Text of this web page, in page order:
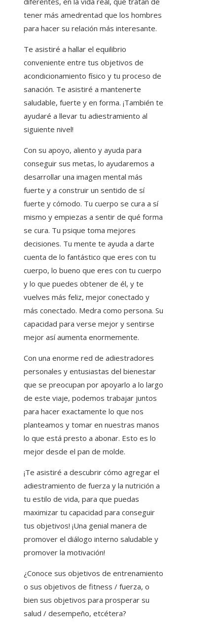
tener más amedrentad que los hombres
para hacer su relación más interesante.
Te asistiré a hallar el equilibrio
conveniente entre tus objetivos de
acondicionamiento físico y tu proceso de
sanación. Te asistiré a mantenerte
saludable, fuerte y en forma. ¡También te
ayudaré a llevar tu adiestramiento al
siguiente nivel!
Con su apoyo, aliento y ayuda para
conseguir sus metas, lo ayudaremos a
desarrollar una imagen mental más
fuerte y a construir un sentido de sí
fuerte y cómodo. Tu cuerpo se cura a sí
mismo y empiezas a sentir de qué forma
se cura. Tu psique toma mejores
decisiones. Tu mente te ayuda a darte
cuenta de lo fantástico que eres con tu
cuerpo, lo bueno que eres con tu cuerpo
y lo que puedes obtener de él, y te
vuelves más feliz, mejor conectado y
más conectado. Medra como persona. Su
capacidad para verse mejor y sentirse
mejor así aumenta enormemente.
Con una enorme red de adiestradores
personales y entusiastas del bienestar
que se preocupan por apoyarlo a lo largo
de este viaje, podemos trabajar juntos
para hacer exactamente lo que nos
planteamos y tomar en nuestras manos
lo que está presto a abonar. Esto es lo
mejor desde el pan de molde.
¡Te asistiré a descubrir cómo agregar el
adiestramiento de fuerza y ​​la nutrición a
tu estilo de vida, para que puedas
maximizar tu capacidad para conseguir
tus objetivos! ¡Una genial manera de
promover el diálogo interno saludable y
promover la motivación!
¿Conoce sus objetivos de entrenamiento
o sus objetivos de fitness / fuerza, o
bien sus objetivos para prosperar su
salud / desempeño, etcétera?